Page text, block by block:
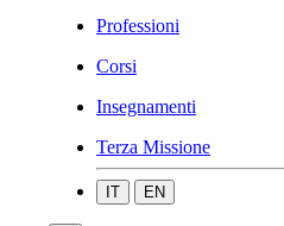
Professioni
Corsi
Insegnamenti
Terza Missione
IT EN